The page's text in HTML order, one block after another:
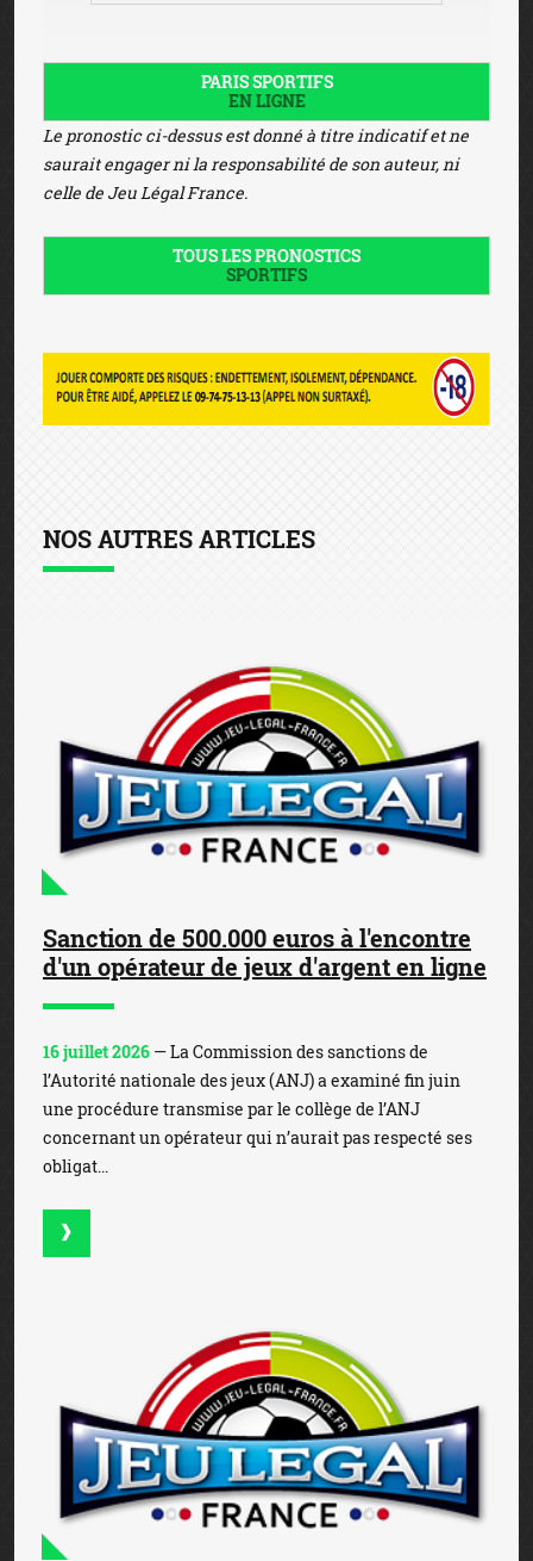
PARIS SPORTIFS
EN LIGNE
Le pronostic ci-dessus est donné à titre indicatif et ne
saurait engager ni la responsabilité de son auteur, ni
celle de Jeu Légal France.
TOUS LES PRONOSTICS
SPORTIFS
NOS AUTRES ARTICLES
Sanction de 500.000 euros à l'encontre
d'un opérateur de jeux d'argent en ligne
16 juillet 2026 — La Commission des sanctions de
l’Autorité nationale des jeux (ANJ) a examiné fin juin
une procédure transmise par le collège de l’ANJ
concernant un opérateur qui n’aurait pas respecté ses
obligat...